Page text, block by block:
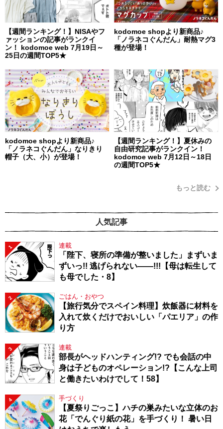
【週間ランキング！】NISAやフ
ァッションの記事がランクイ
ン！ kodomoe web 7月19日～
25日の週間TOP5★
kodomoe shopより新商品♪
「ノラネコぐんだん」耐熱マグ3
種が登場！
kodomoe shopより新商品♪
「ノラネコぐんだん」なりきり
帽子（大、小）が登場！
【週間ランキング！】夏休みの
自由研究記事がランクイン！
kodomoe web 7月12日～18日
の週間TOP5★
もっと読む
人気記事
1 連載
「陛下、寝所の準備が整いました」まずいま
ずいっ!! 逃げられない――!!!【母は転生して
も母でした・8】
2 ごはん・おやつ
【旅行気分でスペイン料理】炊飯器に材料を
入れて炊くだけでおいしい「パエリア」の作
り方
3 連載
部長がヘッドハンティング!? でも会話の中
身は子どものオペレーション!?【こんな上司
と働きたいわけでして！58】
4 手づくり
【夏祭りごっこ】ハチの巣みたいな立体のお
花「でんぐり紙の花」を手づくり！ 暑い日